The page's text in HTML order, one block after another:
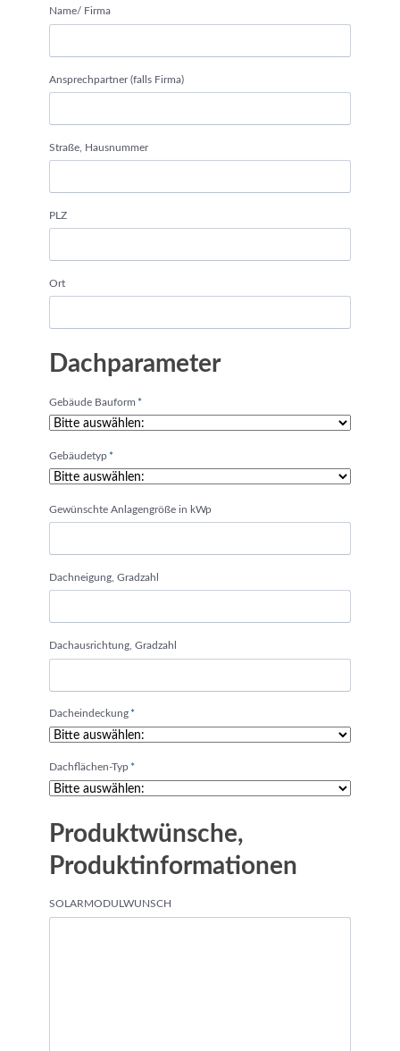
Name/ Firma
Ansprechpartner (falls Firma)
Straße, Hausnummer
PLZ
Ort
Dachparameter
Pflichtfeld
Gebäude Bauform *
Pflichtfeld
Gebäudetyp *
Gewünschte Anlagengröße in kWp
Dachneigung, Gradzahl
Dachausrichtung, Gradzahl
Pflichtfeld
Dacheindeckung *
Pflichtfeld
Dachflächen-Typ *
Produktwünsche,
Produktinformationen
SOLARMODULWUNSCH